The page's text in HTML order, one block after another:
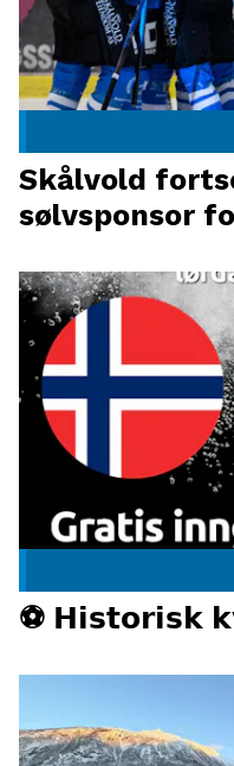
Skålvold
sølvsponsor
⚽ 𝗛𝗶𝘀𝘁𝗼𝗿𝗶𝘀𝗸 𝗸𝘃𝗲𝗹𝗱 𝗶
⚽ 𝗛𝗶𝘀𝘁𝗼𝗿𝗶𝘀𝗸